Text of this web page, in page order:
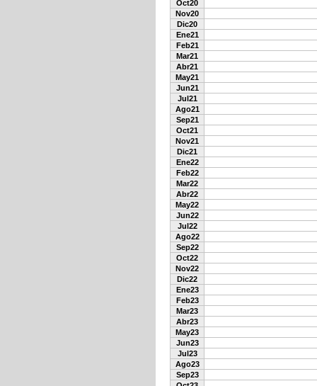
Oct20
Nov20
Dic20
Ene21
Feb21
Mar21
Abr21
May21
Jun21
Jul21
Ago21
Sep21
Oct21
Nov21
Dic21
Ene22
Feb22
Mar22
Abr22
May22
Jun22
Jul22
Ago22
Sep22
Oct22
Nov22
Dic22
Ene23
Feb23
Mar23
Abr23
May23
Jun23
Jul23
Ago23
Sep23